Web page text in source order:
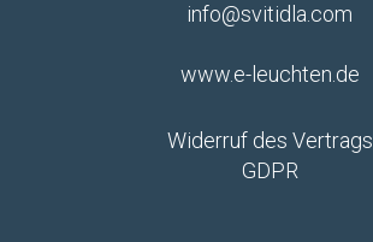
info@svitidla.com
www.e-leuchten.de
Widerruf des Vertrags
GDPR